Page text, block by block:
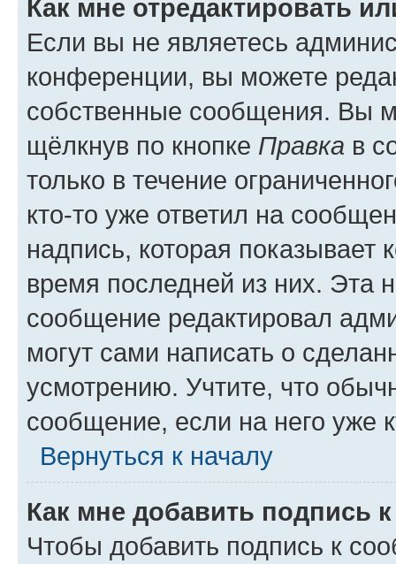
Как мне отредактировать
Если вы не являетесь
конференции, вы можете
собственные сообщения. Вы
щёлкнув по кнопке Правка в
только в течение
кто-то уже ответил на
надпись, которая показывает
время последней из них. Эта
сообщение редактировал
могут сами написать о
усмотрению. Учтите, что
сообщение, если на него уже
Вернуться к началу
Как мне добавить подпись
Чтобы добавить подпись к